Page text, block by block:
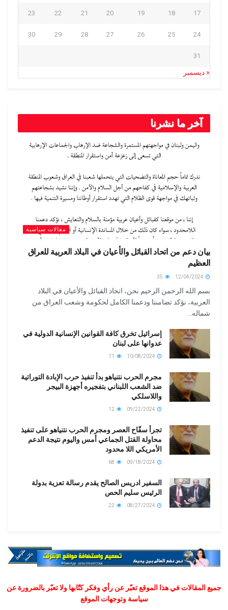
17
18
19
20
21
22
23
24
25
26
27
28
29
30
31
« ديسمبر
آخر ما نشرنا
مقالات سياسية
بيان دعم من اتحاد القبائل والأعيان في البلاد العربية للعراق
العظيم
بسم الله الرحمن الرحيم نحن، اتحاد القبائل والأعيان في البلاد
العربية، نؤكد تضامننا ودعمنا الكامل لحكومة وشعب العراق من
شماله...
إسرائيل تخرق كافة القوانين الإنسانية الدولية في
عدوانها على لبنان
مجرم الحرب نتنياهو بدأ تنفيذ حرب الإبادة التوراتية
ضد الشعب اللبناني بتفجيره أجهزة البيجر
واللاسلكي
تجرأ سفّاح العصر ومجرم الحرب نتنياهو على تنفيذ
محاولة القتل الجماعي أمس واليوم نتيجة الدعم
الأمريكي اللا محدود
السفير ادريس الصالح يقدم رسالة تعزية بدولة
الرئيس سليم الحص
جميع المقالات في هذا الموقع تعبّر عن رأي وفكر كتّابها ولا تعبّر بالضرورة عن
سياسة وتوجهات الموقع